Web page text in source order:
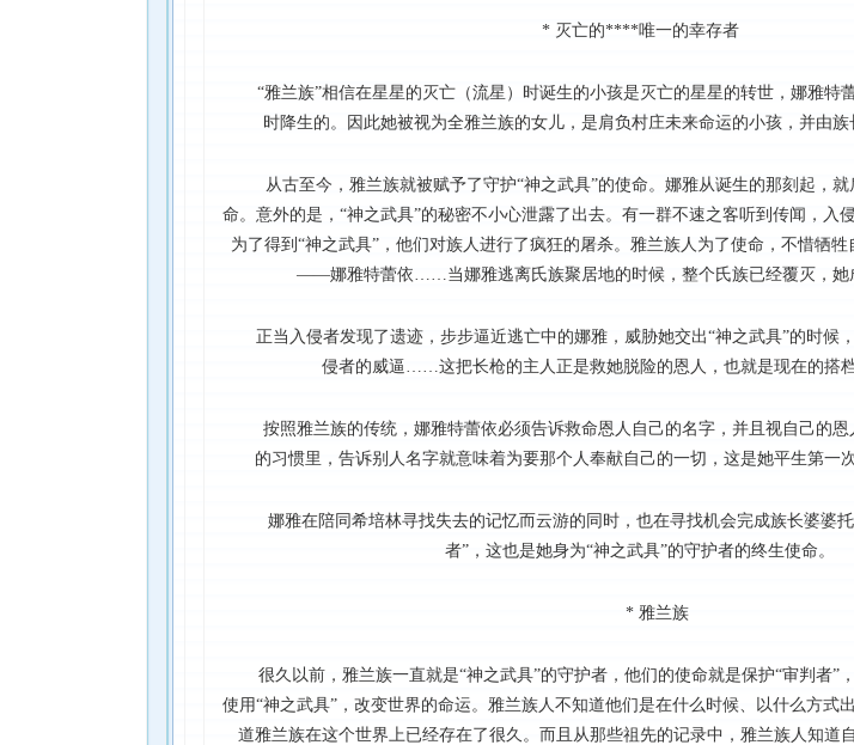
* 灭亡的****唯一的幸存者
“雅兰族”相信在星星的灭亡（流星）时诞生的小孩是灭亡的星星的转世，娜雅特
时降生的。因此她被视为全雅兰族的女儿，是肩负村庄未来命运的小孩，并由族
从古至今，雅兰族就被赋予了守护“神之武具”的使命。娜雅从诞生的那刻起，就
命。意外的是，“神之武具”的秘密不小心泄露了出去。有一群不速之客听到传闻，入
为了得到“神之武具”，他们对族人进行了疯狂的屠杀。雅兰族人为了使命，不惜牺
——娜雅特蕾依……当娜雅逃离氏族聚居地的时候，整个氏族已经覆灭，她
正当入侵者发现了遗迹，步步逼近逃亡中的娜雅，威胁她交出“神之武具”的时候
侵者的威逼……这把长枪的主人正是救她脱险的恩人，也就是现在的搭
按照雅兰族的传统，娜雅特蕾依必须告诉救命恩人自己的名字，并且视自己的
的习惯里，告诉别人名字就意味着为要那个人奉献自己的一切，这是她平生第一
娜雅在陪同希培林寻找失去的记忆而云游的同时，也在寻找机会完成族长婆婆
者”，这也是她身为“神之武具”的守护者的终生使命。
* 雅兰族
很久以前，雅兰族一直就是“神之武具”的守护者，他们的使命就是保护“审判者”
使用“神之武具”，改变世界的命运。雅兰族人不知道他们是在什么时候、以什么方式
道雅兰族在这个世界上已经存在了很久。而且从那些祖先的记录中，雅兰族人知道